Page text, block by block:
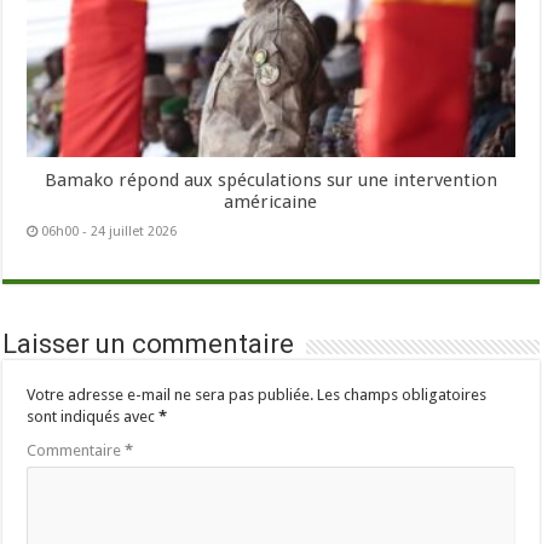
Bamako répond aux spéculations sur une intervention
américaine
06h00 - 24 juillet 2026
Laisser un commentaire
Votre adresse e-mail ne sera pas publiée. Les champs obligatoires
sont indiqués avec*
Commentaire*